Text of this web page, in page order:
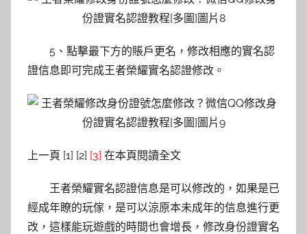
5、點擊最下方的賬戶更名，修改相應的實名認
證信息即可完成王者榮耀實名認證修改。
上一頁 [1] [2] [3] 在本頁閱讀全文
王者榮耀實名認證信息是可以修改的，如果是已
經成年瞭的玩傢，是可以涼原本未成年的信息進行更
改，這樣能玩遊戲的時間也會增長，修改身份證實名